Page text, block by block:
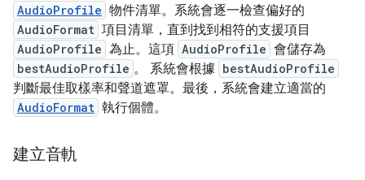
AudioProfile 物件清單。系統會逐一檢查偏好的
AudioFormat 項目清單，直到找到相符的支援項目
AudioProfile 為止。這項 AudioProfile 會儲存為
bestAudioProfile 。 系統會根據 bestAudioProfile
判斷最佳取樣率和聲道遮罩。最後，系統會建立適當的
AudioFormat 執行個體。
建立音軌